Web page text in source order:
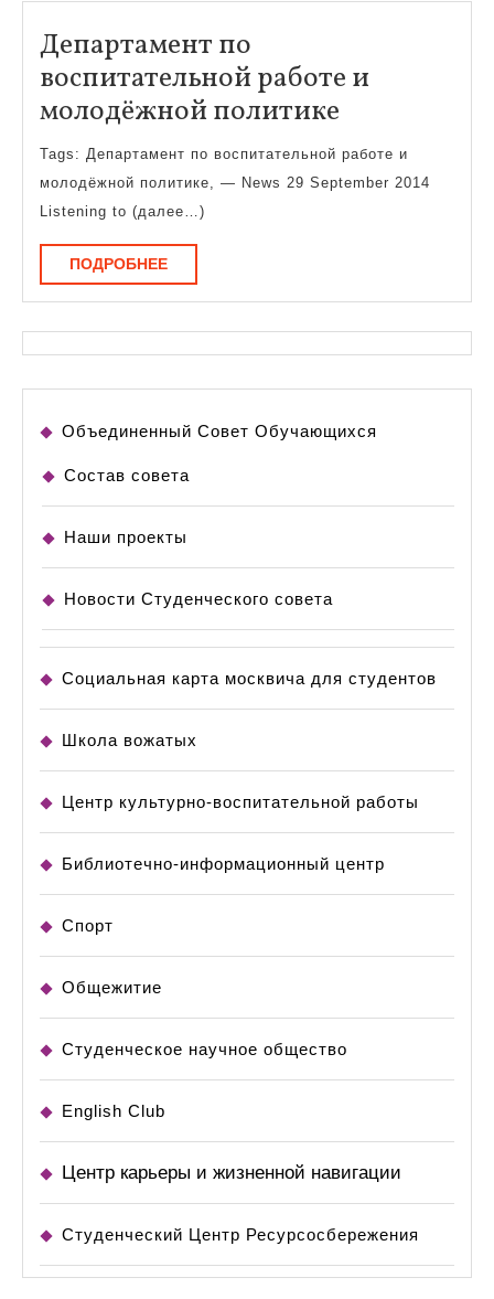
Департамент по
воспитательной работе и
молодёжной политике
по
политике
Tags: Департамент по воспитательной работе и
молодёжной политике, — News 29 September 2014
Listening to (далее…)
ПОДРОБНЕЕПОДРОБНЕЕ
Объединенный Совет Обучающихся
Состав совета
Наши проекты
Новости Студенческого совета
Социальная карта москвича для студентов
Школа вожатых
Центр культурно-воспитательной работы
Библиотечно-информационный центр
Спорт
Общежитие
Студенческое научное общество
English Club
Центр карьеры и жизненной навигации
Студенческий Центр Ресурсосбережения